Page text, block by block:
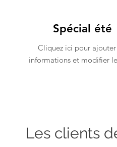
Spécial été
Cliquez ici pour ajouter
informations et modifier
Les clients